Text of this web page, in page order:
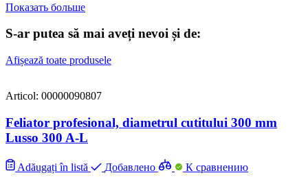
Показать больше
S-ar putea să mai aveți nevoi și de:
Afișează toate produsele
Articol: 00000090807
Feliator profesional, diametrul cutitului 300 mm
Lusso 300 A-L
Adăugați în listă Добавлено К сравнению